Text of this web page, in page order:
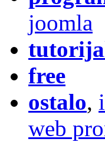
joomla
free
ostalo,
web